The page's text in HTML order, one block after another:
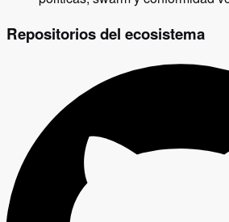
Repositorios del ecosistema